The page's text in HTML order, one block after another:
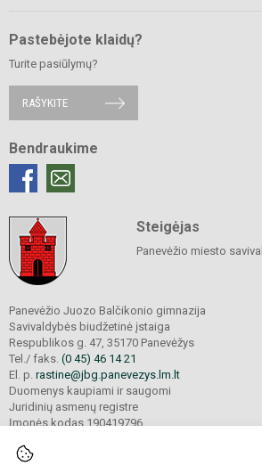
Pastebėjote klaidų?
Turite pasiūlymų?
RAŠYKITE
Bendraukime
Steigėjas
Panevėžio miesto
Panevėžio Juozo Balčikonio gimnazija
Savivaldybės biudžetinė įstaiga
Respublikos g. 47, 35170 Panevėžys
Tel./ faks. (0 45) 46 14 21
El. p. rastine@jbg.panevezys.lm.lt
Duomenys kaupiami ir saugomi
Juridinių asmenų registre
Įmonės kodas 190419796